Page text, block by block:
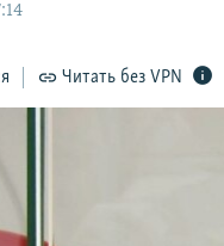
Читать без VPN